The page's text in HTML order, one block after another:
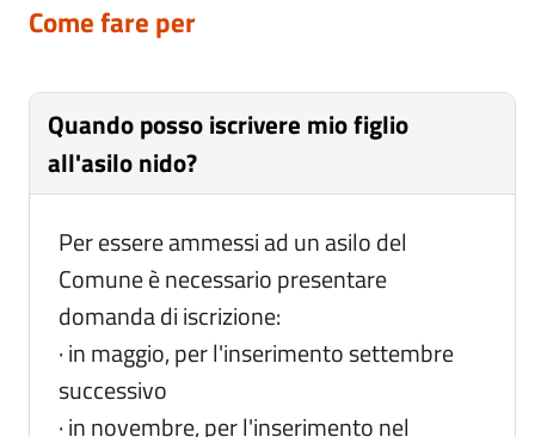
Come fare per
Quando posso iscrivere mio figlio
all'asilo nido?
Per essere ammessi ad un asilo del
Comune è necessario presentare
domanda di iscrizione:
· in maggio, per l'inserimento settembre
successivo
· in novembre, per l'inserimento nel